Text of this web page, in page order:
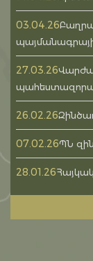
03.04.26
27.03.26
26.02.26
07.02.26ՊՆ
28.01.26